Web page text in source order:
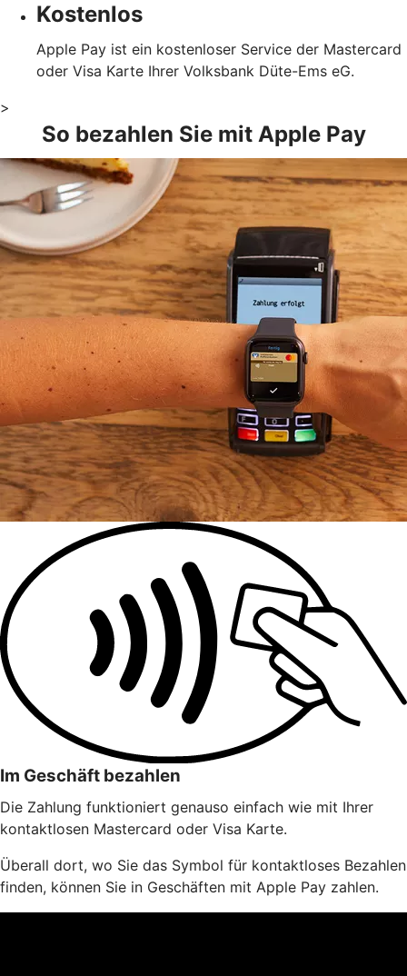
Kostenlos
Apple Pay ist ein kostenloser Service der Mastercard
oder Visa Karte Ihrer Volksbank Düte-Ems eG.
>
So bezahlen Sie mit Apple Pay
Im Geschäft bezahlen
Die Zahlung funktioniert genauso einfach wie mit Ihrer
kontaktlosen Mastercard oder Visa Karte.
Überall dort, wo Sie das Symbol für kontaktloses Bezahlen
finden, können Sie in Geschäften mit Apple Pay zahlen.